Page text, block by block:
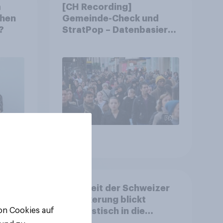
[CH Recording]
Gemeinde-Check und
StratPop – Datenbasierte
Mehrheit der Schweizer
Bevölkerung blickt
optimistisch in die
Cookies auf